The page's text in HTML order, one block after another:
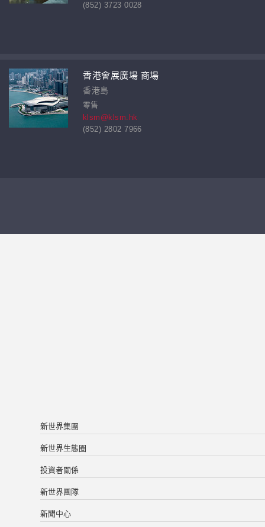
(852) 3723 0028
香港會展廣場 商場
香港島
零售
klsm@klsm.hk
(852) 2802 7966
新世界集團
新世界生態圈
投資者關係
新世界團隊
新聞中心